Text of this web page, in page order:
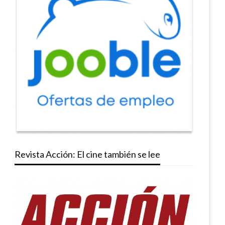
Revista Acción: El cine también se lee